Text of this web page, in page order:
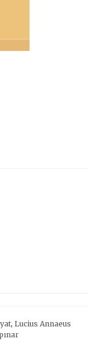
, Lucius Annaeus